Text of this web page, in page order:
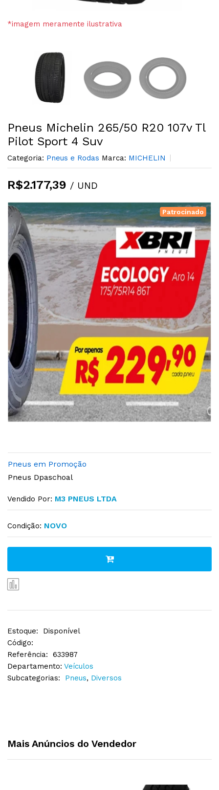
*imagem meramente ilustrativa
Pneus Michelin 265/50 R20 107v Tl
Pilot Sport 4 Suv
Categoria: Pneus e Rodas Marca: MICHELIN
R$2.177,39 / UND
Patrocinado
Pneus em Promoção
Pneus Dpaschoal
Vendido Por: M3 PNEUS LTDA
Condição: NOVO
Estoque:
Disponível
Código:
Referência:
633987
Departamento: Veículos
Subcategorias:
Pneus, Diversos
Mais Anúncios do Vendedor